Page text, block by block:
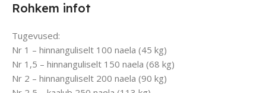
Rohkem infot
Tugevused:
Nr 1 – hinnanguliselt 100 naela (45 kg)
Nr 1,5 – hinnanguliselt 150 naela (68 kg)
Nr 2 – hinnanguliselt 200 naela (90 kg)